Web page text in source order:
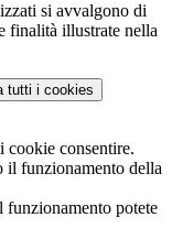
si avvalgono di
finalità illustrate nella
tutti i cookies
cookie consentire.
il funzionamento della
funzionamento potete